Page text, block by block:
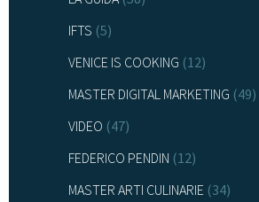
IFTS (5)
VENICE IS COOKING (12)
MASTER DIGITAL MARKETING (49)
VIDEO (47)
FEDERICO PENDIN (12)
MASTER ARTI CULINARIE (34)